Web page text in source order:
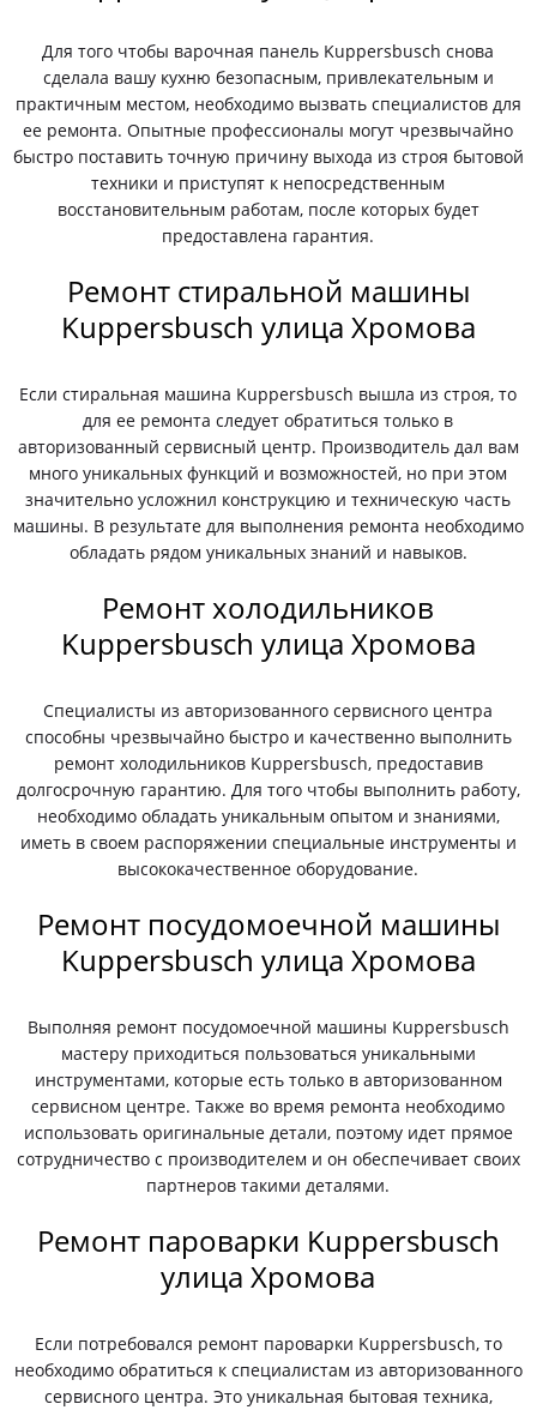
Для того чтобы варочная панель Kuppersbusch снова
сделала вашу кухню безопасным, привлекательным и
практичным местом, необходимо вызвать специалистов для
ее ремонта. Опытные профессионалы могут чрезвычайно
быстро поставить точную причину выхода из строя бытовой
техники и приступят к непосредственным
восстановительным работам, после которых будет
предоставлена гарантия.
Ремонт стиральной машины
Kuppersbusch улица Хромова
Если стиральная машина Kuppersbusch вышла из строя, то
для ее ремонта следует обратиться только в
авторизованный сервисный центр. Производитель дал вам
много уникальных функций и возможностей, но при этом
значительно усложнил конструкцию и техническую часть
машины. В результате для выполнения ремонта необходимо
обладать рядом уникальных знаний и навыков.
Ремонт холодильников
Kuppersbusch улица Хромова
Специалисты из авторизованного сервисного центра
способны чрезвычайно быстро и качественно выполнить
ремонт холодильников Kuppersbusch, предоставив
долгосрочную гарантию. Для того чтобы выполнить работу,
необходимо обладать уникальным опытом и знаниями,
иметь в своем распоряжении специальные инструменты и
высококачественное оборудование.
Ремонт посудомоечной машины
Kuppersbusch улица Хромова
Выполняя ремонт посудомоечной машины Kuppersbusch
мастеру приходиться пользоваться уникальными
инструментами, которые есть только в авторизованном
сервисном центре. Также во время ремонта необходимо
использовать оригинальные детали, поэтому идет прямое
сотрудничество с производителем и он обеспечивает своих
партнеров такими деталями.
Ремонт пароварки Kuppersbusch
улица Хромова
Если потребовался ремонт пароварки Kuppersbusch, то
необходимо обратиться к специалистам из авторизованного
сервисного центра. Это уникальная бытовая техника,